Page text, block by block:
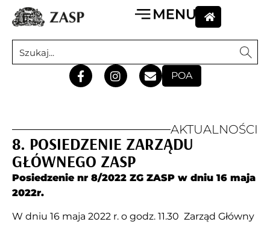
POA
AKTUALNOŚCI
8. POSIEDZENIE ZARZĄDU
GŁÓWNEGO ZASP
Posiedzenie nr 8/2022 ZG ZASP w dniu 16 maja
2022r.
W dniu 16 maja 2022 r. o godz. 11.30 Zarząd Główny